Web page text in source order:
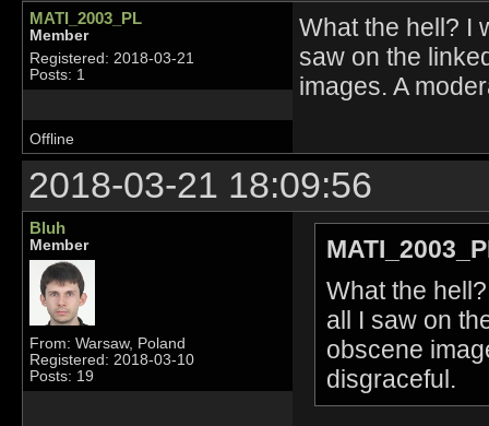
MATI_2003_PL
Member
Registered: 2018-03-21
Posts: 1
What the hell? I
saw on the
images. A
Offline
2018-03-21 18:09:56
Bluh
Member
From: Warsaw, Poland
Registered: 2018-03-10
Posts: 19
What the
all I saw on
obscene
disgraceful.